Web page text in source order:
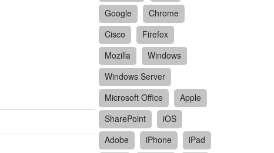
Google
Chrome
Cisco
Firefox
Mozilla
Windows
Windows Server
Microsoft Office
Apple
SharePoint
iOS
Adobe
iPhone
iPad